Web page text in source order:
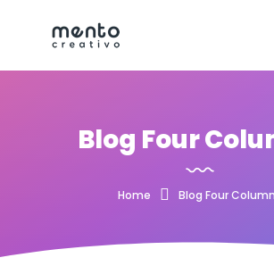
Blog Four
Home Blog Four